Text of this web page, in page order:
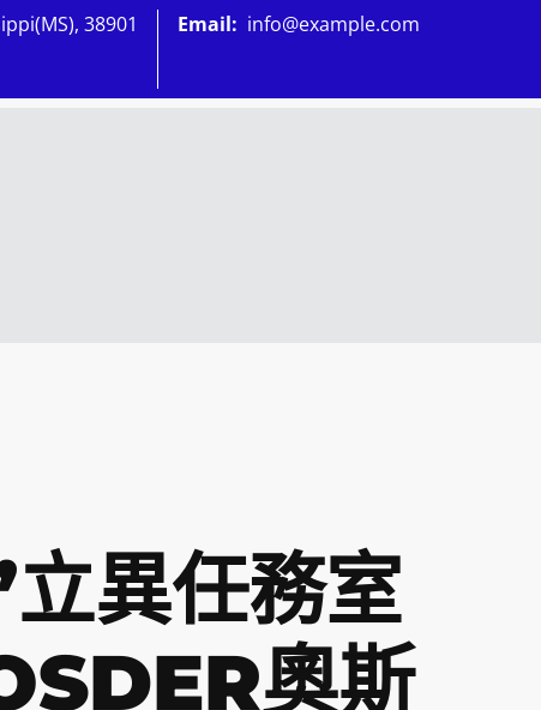
38901 Email: info@example.com
異任務室
奧斯